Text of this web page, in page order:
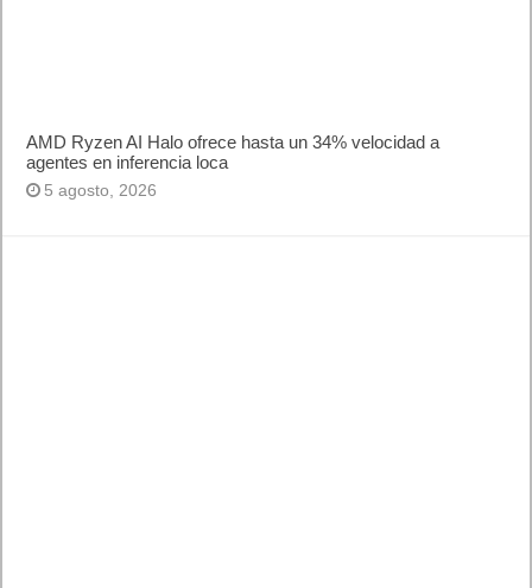
AMD Ryzen AI Halo ofrece hasta un 34% velocidad a